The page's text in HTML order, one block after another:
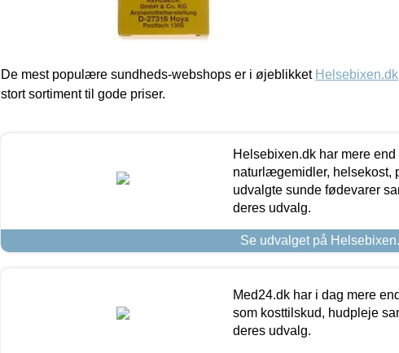
De mest populære sundheds-webshops er i øjeblikket Helsebixen.dk
stort sortiment til gode priser.
Helsebixen.dk har mere
naturlægemidler, helsekost,
udvalgte sunde fødevarer
deres udvalg.
Se udvalget på
Med24.dk har i dag mere
som kosttilskud, hudpleje
deres udvalg.